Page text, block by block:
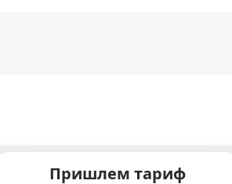
Пришлем тариф